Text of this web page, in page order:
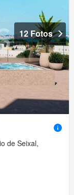
12 Fotos
de Seixal,